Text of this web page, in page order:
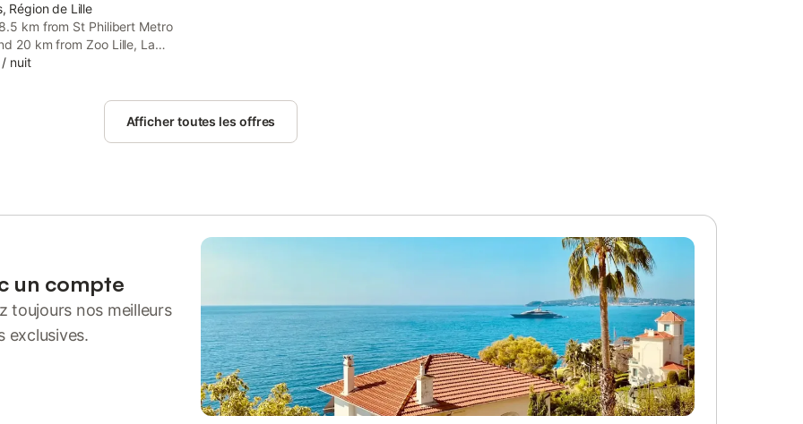
Région de Lille
km from St Philibert Metro
20 km from Zoo Lille, La
des Tilleuls in Houplines
of the garden and free WiFi.
/ nuit
Afficher toutes les offres
un compte
toujours nos meilleurs
exclusives.